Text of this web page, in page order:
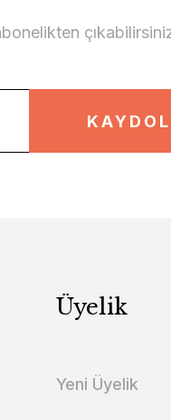
KAYDOL
Üyelik
Yeni Üyelik